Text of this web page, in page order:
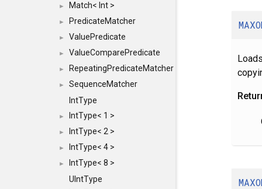
► Match< Int >
► PredicateMatcher
► ValuePredicate
► ValueComparePredicate
► RepeatingPredicateMatcher
►
SequenceMatcher
IntType
► IntType< 1 >
► IntType< 2 >
► IntType< 4 >
►
IntType< 8 >
UIntType